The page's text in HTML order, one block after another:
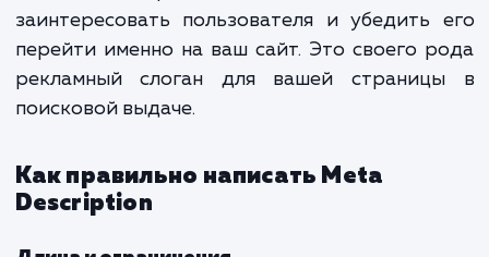
ранжирующим фактором, оно играет
роль в привлечении кликов
Хорошо составленное описание
увеличить CTR (Click-Through Rate), что в
позиции сайта в результатах поиска.
Почему это важно